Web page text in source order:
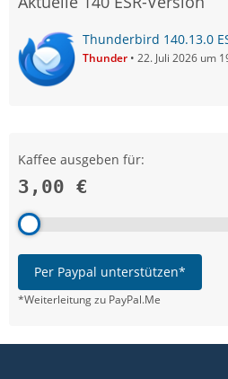
Thunderbird 140.13.0
Thunder 22. Juli 2026 um
Kaffee ausgeben für:
3,00 €
Per Paypal unterstützen*
*Weiterleitung zu PayPal.Me